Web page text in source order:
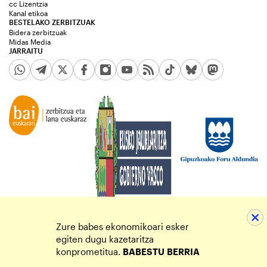
JARRAITU
cc Lizentzia
Kanal etikoa
BESTELAKO ZERBITZUAK
Bidera zerbitzuak
Midas Media
Zure babes ekonomikoari esker
egiten dugu kazetaritza
konprometitua. BABESTU BERRIA